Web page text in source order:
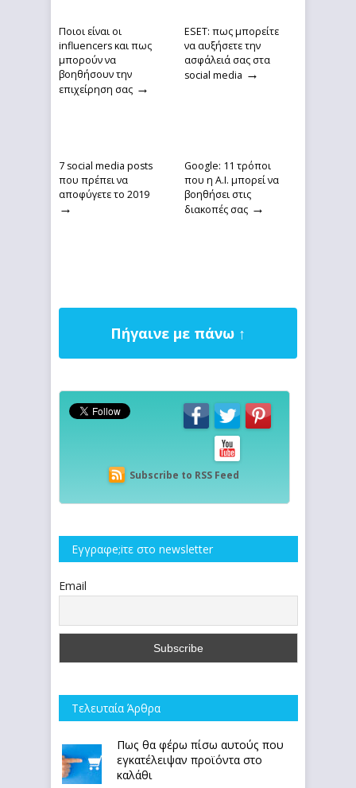
Ποιοι είναι οι
influencers και πως
μπορούν να
βοηθήσουν την
επιχείρηση σας →
ESET: πως μπορείτε
να αυξήσετε την
ασφάλειά σας στα
social media →
7 social media posts
που πρέπει να
αποφύγετε το 2019
→
Google: 11 τρόποι
που η A.I. μπορεί να
βοηθήσει στις
διακοπές σας →
Πήγαινε με πάνω ↑
Subscribe to RSS Feed
Εγγραφe;iτε στο newsletter
Email
Τελευταία Άρθρα
Πως θα φέρω πίσω αυτούς που
εγκατέλειψαν προϊόντα στο
καλάθι